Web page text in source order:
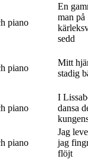
piano
En
man på
sedd
piano
Mitt
stadig
piano
I
dansa
piano
Jag
jag
flöjt